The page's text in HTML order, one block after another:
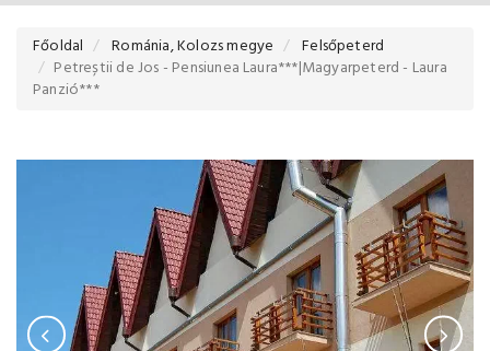
Főoldal Románia, Kolozs megye
Felsőpeterd
Petreștii de Jos - Pensiunea Laura***|Magyarpeterd - Laura
Panzió***